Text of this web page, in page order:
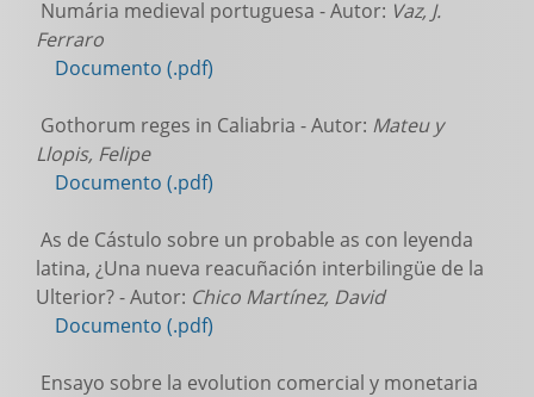
Numária medieval portuguesa - Autor: Vaz, J.
Ferraro
Documento (.pdf)
Gothorum reges in Caliabria - Autor: Mateu y
Llopis, Felipe
Documento (.pdf)
As de Cástulo sobre un probable as con leyenda
latina, ¿Una nueva reacuñación interbilingüe de la
Ulterior? - Autor: Chico Martínez, David
Documento (.pdf)
Ensayo sobre la evolution comercial y monetaria